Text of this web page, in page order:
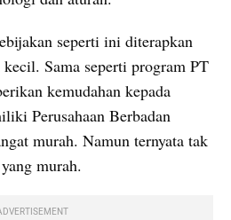
seperti ini diterapkan
kecil. Sama seperti program PT
kemudahan kepada
Perusahaan Berbadan
murah. Namun ternyata tak
murah.